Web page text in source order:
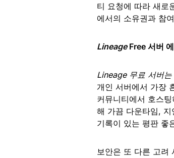
티 요청에 따라 새로
에서의 소유권과 참
Lineage Free 서버
Lineage 무료 서버
개인 서버에서 가장
커뮤니티에서 호스
해 가끔 다운타임,
기록이 있는 평판 좋
보안은 또 다른 고려